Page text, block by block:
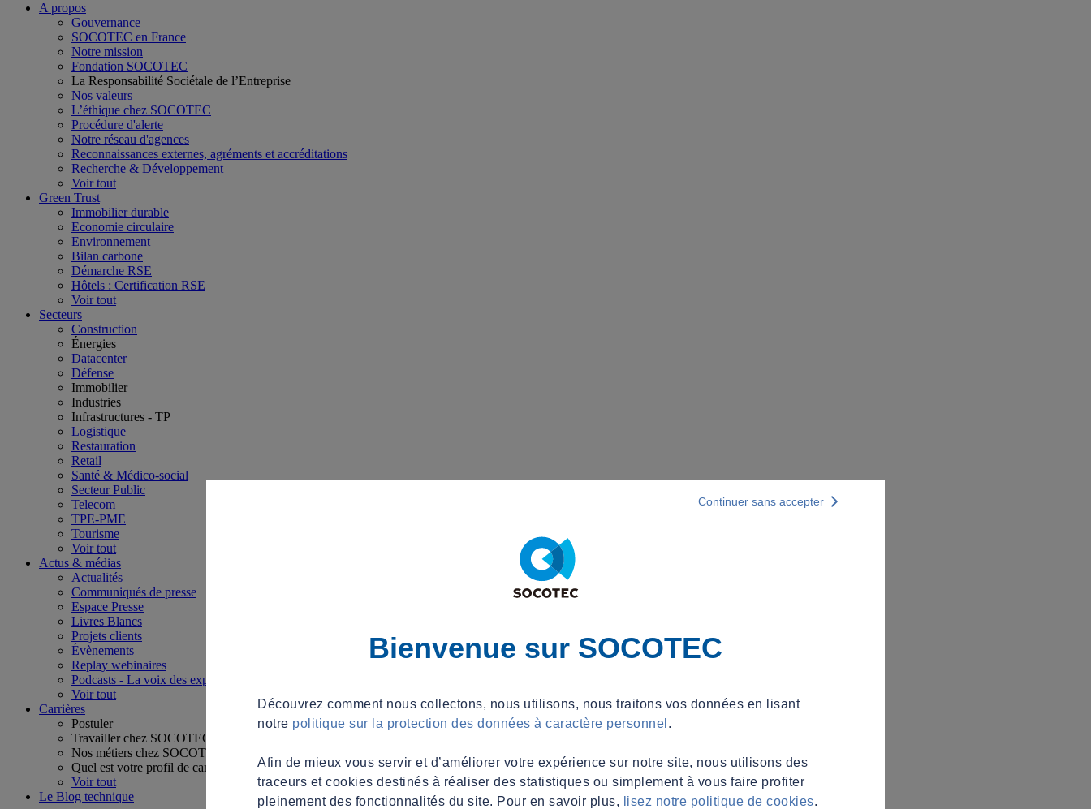
A propos
Gouvernance
SOCOTEC en France
Notre mission
Fondation SOCOTEC
La Responsabilité Sociétale de l’Entreprise
Nos valeurs
L’éthique chez SOCOTEC
Procédure d'alerte
Notre réseau d'agences
Reconnaissances externes, agréments et accréditations
Recherche & Développement
Voir tout
Green Trust
Immobilier durable
Economie circulaire
Environnement
Bilan carbone
Démarche RSE
Hôtels : Certification RSE
Voir tout
Secteurs
Construction
Énergies
Datacenter
Défense
Immobilier
Industries
Infrastructures - TP
Logistique
Restauration
Retail
Santé & Médico-social
Secteur Public
Telecom
TPE-PME
Tourisme
Voir tout
Actus & médias
Actualités
Communiqués de presse
Espace Presse
Livres Blancs
Projets clients
Évènements
Replay webinaires
Podcasts - La voix des experts
Voir tout
Carrières
Postuler
Travailler chez SOCOTEC
Nos métiers chez SOCOTEC
Quel est votre profil de candidat ?
Voir tout
Le Blog technique
Bienvenue sur SOCOTEC
Découvrez comment nous collectons, nous utilisons, nous traitons vos données en lisant
notre politique sur la protection des données à caractère personnel .
Afin de mieux vous servir et d’améliorer votre expérience sur notre site, nous utilisons des
traceurs et cookies destinés à réaliser des statistiques ou simplement à vous faire profiter
pleinement des fonctionnalités du site. Pour en savoir plus,
lisez notre politique de cookies.
Continuer sans accepter